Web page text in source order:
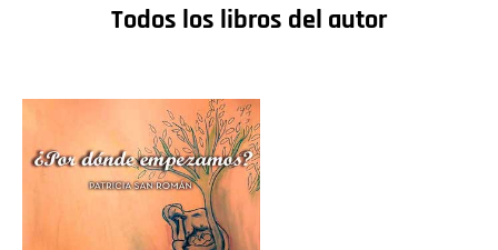
Todos los libros del autor